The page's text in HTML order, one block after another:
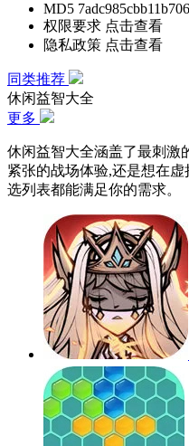
MD5
权限要求 点击查看
隐私政策 点击查看
同类推荐
休闲益智大全
更多
休闲益智大全涵盖了最刺激
紧张的战场体验,还是想在
选列表都能满足你的需求。